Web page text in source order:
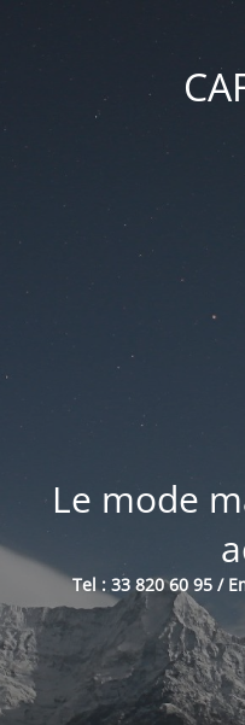
Le mode
Tel : 33 820 60 95 /